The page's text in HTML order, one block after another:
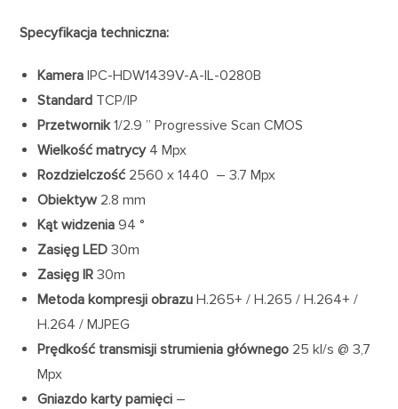
Specyfikacja techniczna:
Kamera IPC-HDW1439V-A-IL-0280B
Standard TCP/IP
Przetwornik1/2.9 ” Progressive Scan CMOS
Wielkość matrycy4 Mpx
Rozdzielczość 2560 x 1440 – 3.7 Mpx
Obiektyw2.8 mm
Kąt widzenia 94 °
Zasięg LED 30m
Zasięg IR 30m
Metoda kompresji obrazu H.265+ / H.265 / H.264+ /
H.264 / MJPEG
Prędkość transmisji strumienia głównego 25 kl/s @ 3,7
Mpx
Gniazdo karty pamięci –